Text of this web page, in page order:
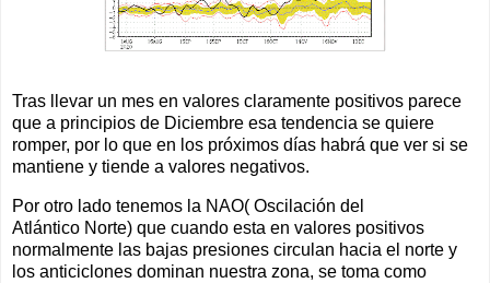
Tras llevar un mes en valores claramente positivos parece
que a principios de Diciembre esa tendencia se quiere
romper, por lo que en los próximos días habrá que ver si se
mantiene y tiende a valores negativos.
Por otro lado tenemos la NAO( Oscilación del
Atlántico Norte) que cuando esta en valores positivos
normalmente las bajas presiones circulan hacia el norte y
los anticiclones dominan nuestra zona, se toma como